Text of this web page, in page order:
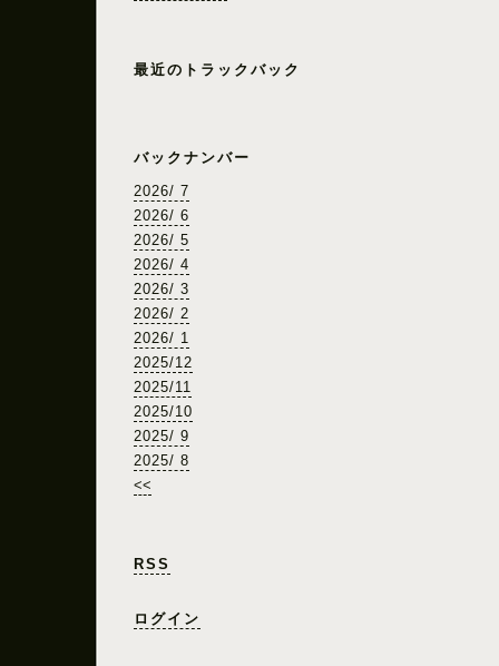
最近のトラックバック
バックナンバー
2026/ 7
2026/ 6
2026/ 5
2026/ 4
2026/ 3
2026/ 2
2026/ 1
2025/12
2025/11
2025/10
2025/ 9
2025/ 8
<<
RSS
ログイン